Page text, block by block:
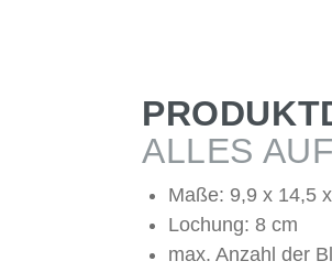
ALLES
Maße: 9,9 x 14,5
Lochung: 8 cm
max. Anzahl der